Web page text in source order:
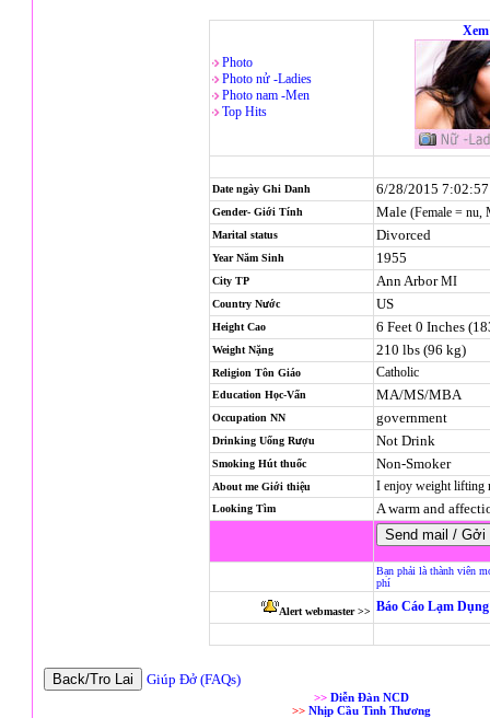
Photo
Photo nử -Ladies
Photo nam -Men
Top Hits
Date ngày Ghi Danh 6/28/2015
Gender- Giới Tính Male (Female = nu,
Marital status Divorced
Year Năm Sinh 1955
City TP Ann ArborMI
Country Nước US
Height Cao 6 Feet 0 Inches
Weight Nặng 210 lbs (96 kg)
Religion Tôn Giáo Catholic
Education Học-Vấn MA/MS/MBA
Occupation NN government
Drinking Uống Rượu Not Drink
Smoking Hút thuốc Non-Smoker
About me Giới thiệu I enjoy weight lifting
Looking Tìm A warm and
Bạn phải là thành viên
phí
Alert webmaster >> Báo Cáo Lạm
Giúp Đở (FAQs)
>> Diễn Đàn NCD
>> Nhịp Cầu Tình Thương